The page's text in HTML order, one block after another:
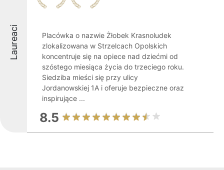
Laureaci
Placówka o nazwie Żłobek Krasnoludek
zlokalizowana w Strzelcach Opolskich
koncentruje się na opiece nad dziećmi od
szóstego miesiąca życia do trzeciego roku.
Siedziba mieści się przy ulicy
Jordanowskiej 1A i oferuje bezpieczne oraz
inspirujące ...
8.5